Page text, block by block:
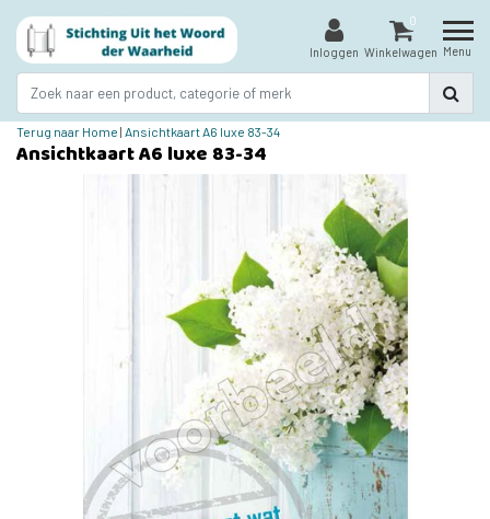
Inloggen
0
Winkelwagen Menu
Terug naar Home | Ansichtkaart A6 luxe 83-34
Ansichtkaart A6 luxe 83-34